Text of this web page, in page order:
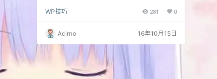
文件搜索： // show notice if license is invalid
p printf( __( $message, $t…
WP技巧 281 0
Acirno 16年10月15日